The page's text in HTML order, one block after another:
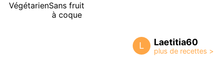
VégétarienSans fruit
à coque
L Laetitia60